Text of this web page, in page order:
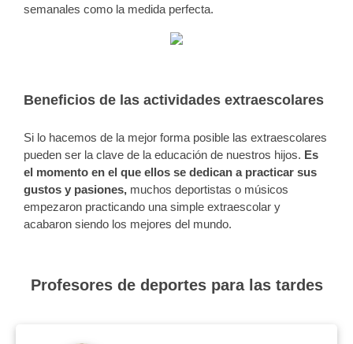
semanales como la medida perfecta.
Beneficios de las actividades extraescolares
Si lo hacemos de la mejor forma posible las extraescolares
pueden ser la clave de la educación de nuestros hijos. Es
el momento en el que ellos se dedican a practicar sus
gustos y pasiones, muchos deportistas o músicos
empezaron practicando una simple extraescolar y
acabaron siendo los mejores del mundo.
Profesores de deportes para las tardes